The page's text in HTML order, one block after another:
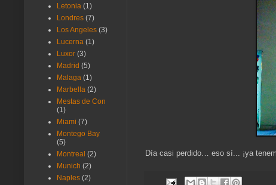
Día casi perdido… eso sí... ¡ya
Letonia (1)
Londres (7)
Los Angeles (3)
Lucerna (1)
Luxor (3)
Madrid (5)
Malaga (1)
Marbella (2)
Mestas de Con
(1)
Miami (7)
Montego Bay
(5)
Montreal (2)
Munich (2)
Naples (2)